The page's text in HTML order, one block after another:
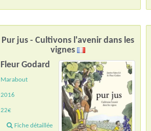
Pur jus - Cultivons l'avenir dans les
vignes
Fleur Godard
Marabout
2016
22€
Fiche détaillée